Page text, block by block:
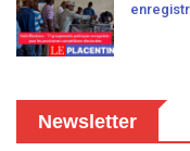
Newsletter